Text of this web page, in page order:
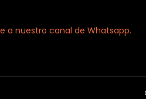
a nuestro canal de Whatsapp.